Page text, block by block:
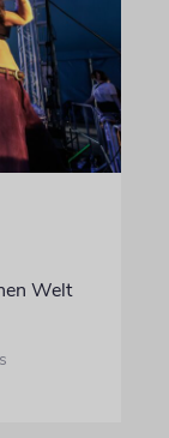
Welt